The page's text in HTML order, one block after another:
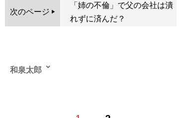
次のページ
「姉の不倫」で父の会社は潰
れずに済んだ？
和泉太郎